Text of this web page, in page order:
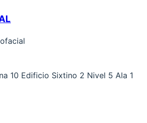
10 Edificio Sixtino 2 Nivel 5 Ala 1